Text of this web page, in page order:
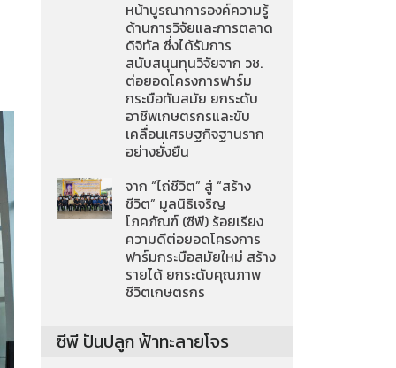
หน้าบูรณาการองค์ความรู้
ด้านการวิจัยและการตลาด
ดิจิทัล ซึ่งได้รับการ
สนับสนุนทุนวิจัยจาก วช.
ต่อยอดโครงการฟาร์ม
กระบือทันสมัย ยกระดับ
อาชีพเกษตรกรและขับ
เคลื่อนเศรษฐกิจฐานราก
อย่างยั่งยืน
จาก “ไถ่ชีวิต” สู่ “สร้าง
ชีวิต” มูลนิธิเจริญ
โภคภัณฑ์ (ซีพี) ร้อยเรียง
ความดีต่อยอดโครงการ
ฟาร์มกระบือสมัยใหม่ สร้าง
รายได้ ยกระดับคุณภาพ
ชีวิตเกษตรกร
ซีพี ปันปลูก ฟ้าทะลายโจร